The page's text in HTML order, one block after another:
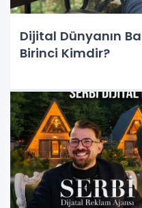
Dijital Dünyanın
Birinci Kimdir?